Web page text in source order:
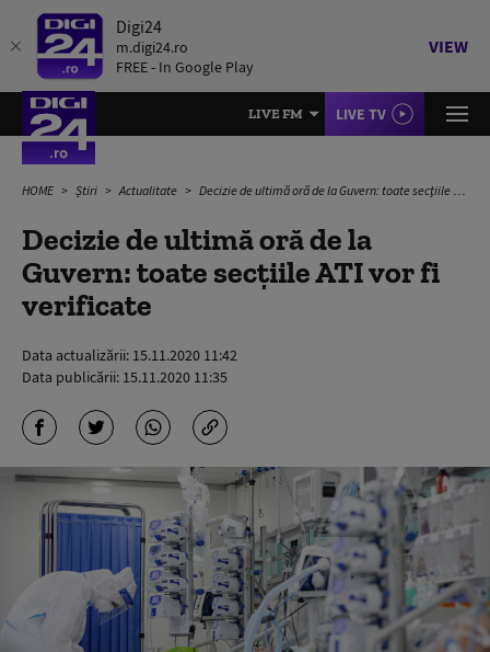
Digi24
m.digi24.ro
FREE - In Google Play
VIEW
LIVE FM LIVE TV
HOME Știri Actualitate Decizie de ultimă oră de la Guvern: toate secțiile ATI vor fi verificate
Decizie de ultimă oră de la
Guvern: toate secțiile ATI vor fi
verificate
Data actualizării: 15.11.2020 11:42
Data publicării: 15.11.2020 11:35